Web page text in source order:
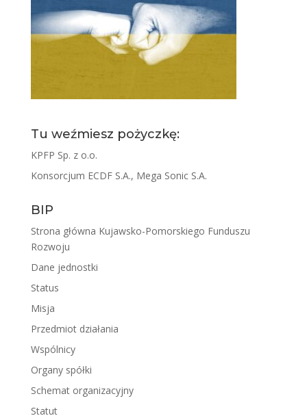
Tu weźmiesz pożyczkę:
KPFP Sp. z o.o.
Konsorcjum ECDF S.A., Mega Sonic S.A.
BIP
Strona główna Kujawsko-Pomorskiego Funduszu
Rozwoju
Dane jednostki
Status
Misja
Przedmiot działania
Wspólnicy
Organy spółki
Schemat organizacyjny
Statut